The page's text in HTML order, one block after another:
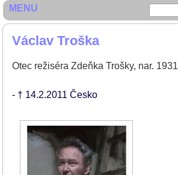
Václav Troška
Otec režiséra Zdeňka Trošky, nar. 1931
- † 14.2.2011 Česko
MENU